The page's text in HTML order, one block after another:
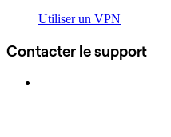
Utiliser un VPN
Contacter le support